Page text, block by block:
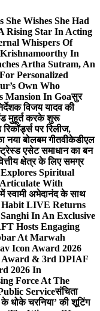
She Wishes She Had
Rising Star In Acting
Whispers Of
Krishnamoorthy In
Artha Sutram, An
Personalized
Own Who
Mansion In Goaसुर
विजय यादव की
मुहूर्त करके शुरू
पर रिलीज,
नया बोलबम गीतवीकेडीएल
एसेट समाधान का बन
क्षेत्र के लिए समग्र
Spiritual
With
स्वामी अभेदानंद के साथ
LIVE Returns
In An Exclusive
Hosts Engaging
At Marwah
Icon Award 2026
Award & 3rd DPIAF
2026 In
Force At The
Serviceसंचिता
के धोके चरनिया’ की शूटिंग